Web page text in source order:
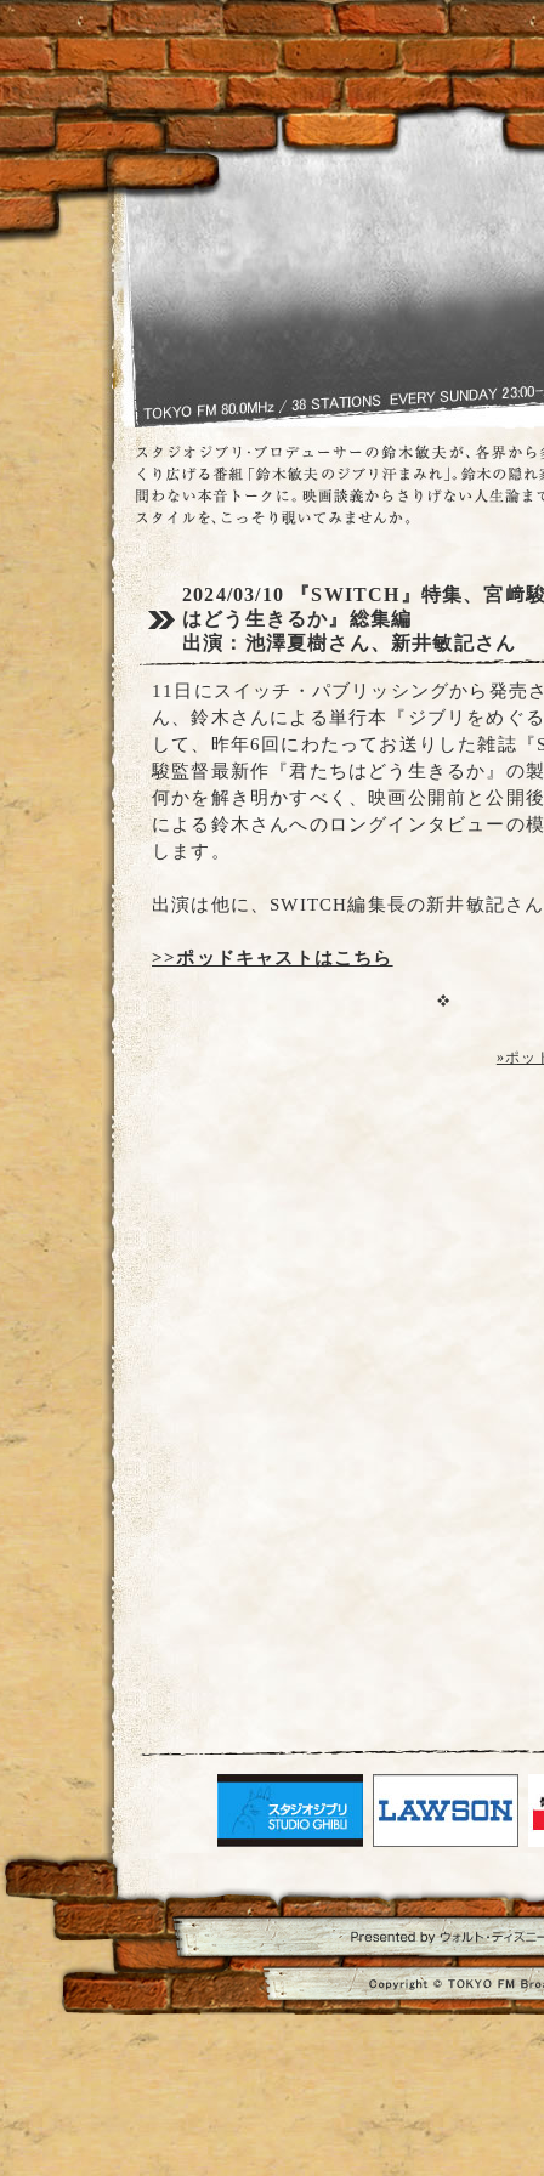
2024/03/10
『SWITCH』特集、宮﨑
はどう生きるか』総集編
出演：池澤夏樹さん、新井敏記さん
11日にスイッチ・パブリッシングから発売
ん、鈴木さんによる単行本『ジブリをめぐ
して、昨年6回にわたってお送りした雑誌
駿監督最新作『君たちはどう生きるか』の
何かを解き明かすべく、映画公開前と公開
による鈴木さんへのロングインタビューの
します。
出演は他に、SWITCH編集長の新井敏記さ
>>ポッドキャストはこちら
»ポッ